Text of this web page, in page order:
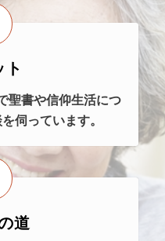
ト
聖書や信仰生活につ
伺っています。
道